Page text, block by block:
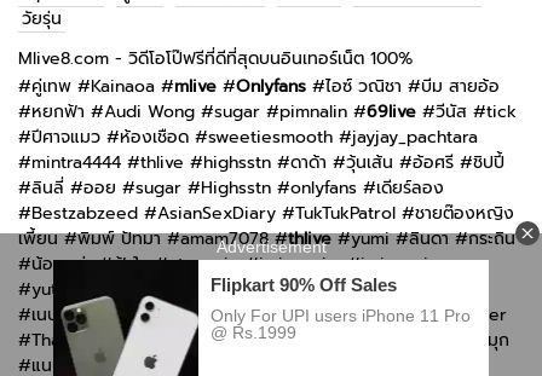
วัยรุ่น
Mlive8.com - วิดีโอโป๊ฟรีที่ดีที่สุดบนอินเทอร์เน็ต 100%
#คู่เทพ #Kainaoa #mlive #Onlyfans #ไอซ์ วณิชา #บีม สายอ้อ
#หยกฟ้า #Audi Wong #sugar #pimnalin #69live #วีนัส #tick
#ปีศาจแมว #ห้องเชือด #sweetiesmooth #jayjay_pachtara
#mintra4444 #thlive #highsstn #ดาด้า #วุ้นเส้น #อ้อศรี #ชิปปี้
#ลินลี่ #ออย #sugar #Highsstn #onlyfans #เดียร์ลอง
#Bestzabzeed #AsianSexDiary #TukTukPatrol #ชายต๊องหญิง
เพี้ยน#พิมพ์ ปัทมา#amam7078#thlive#yumi#ลินดา#กระถิน
#น้อยหน่า#ฟ้าใส#atommie#imimmaim#imimmaim
#yutnoey # แอม muaymyb#bomie#kkimkkimmy
#เนปจูน# n_b2561 #Irenkampong1# Swag live#Thaiswinger
#ThaiGirlsWild Openfans#Callplay
มุก
#แนน # jeedjad_ss #